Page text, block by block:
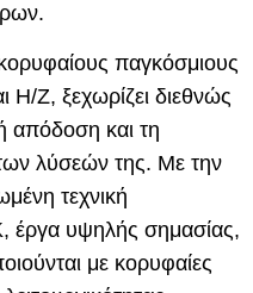
παγκόσμιους
Η/Ζ, ξεχωρίζει διεθνώς
απόδοση και τη
λύσεών της. Με την
τεχνική
, έργα υψηλής σημασίας,
με κορυφαίες